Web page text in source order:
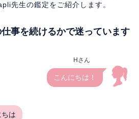
先生の鑑定をご紹介します。
事を続けるかで迷っています
Hさん
こんにちは！
は